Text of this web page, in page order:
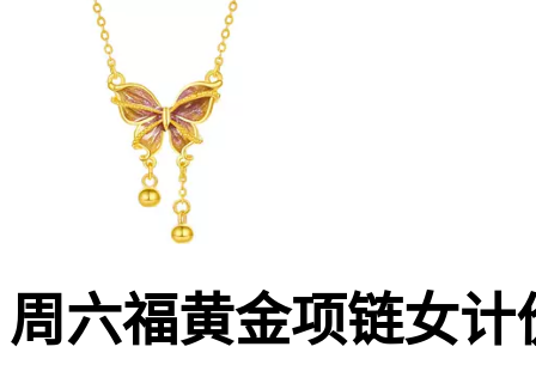
周六福黄金项链女